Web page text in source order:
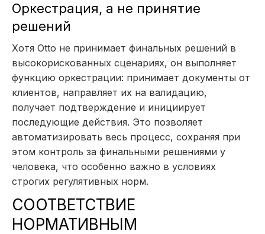
Оркестрация, а не принятие
решений
Хотя Otto не принимает финальных решений в
высокорискованных сценариях, он выполняет
функцию оркестрации: принимает документы от
клиентов, направляет их на валидацию,
получает подтверждение и инициирует
последующие действия. Это позволяет
автоматизировать весь процесс, сохраняя при
этом контроль за финальными решениями у
человека, что особенно важно в условиях
строгих регулятивных норм.
СООТВЕТСТВИЕ
НОРМАТИВНЫМ